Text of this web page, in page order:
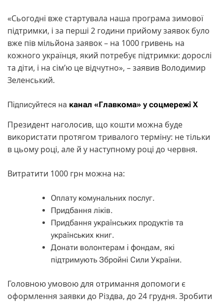
«Сьогодні вже стартувала наша програма зимової
підтримки, і за перші 2 години прийому заявок було
вже пів мільйона заявок – на 1000 гривень на
кожного українця, який потребує підтримки: дорослі
та діти, і на сімʼю це відчутно», – заявив Володимир
Зеленський.
Підписуйтеся на канал «Главкома» у соцмережі Х
Президент наголосив, що кошти можна буде
використати протягом тривалого терміну: не тільки
в цьому році, але й у наступному році до червня.
Витратити 1000 грн можна на:
Оплату комунальних послуг.
Придбання ліків.
Придбання українських продуктів та
українських книг.
Донати волонтерам і фондам, які
підтримують Збройні Сили України.
Головною умовою для отримання допомоги є
оформлення заявки до Різдва, до 24 грудня. Зробити